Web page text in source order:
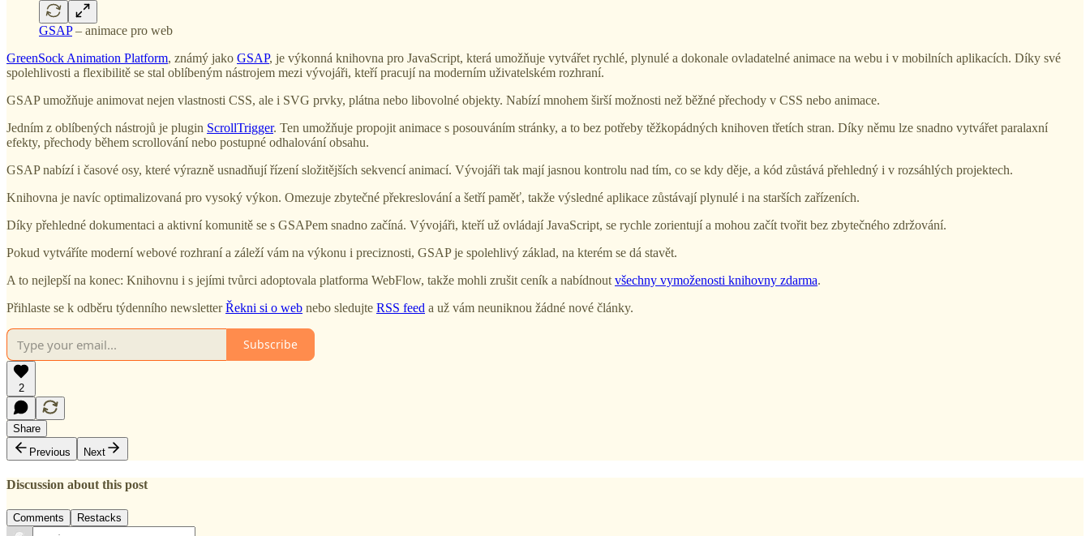
GSAP– animace pro web
GreenSock Animation Platform, známý jako GSAP, je výkonná knihovna pro JavaScript, která umožňuje vytvářet rychlé, plynulé a dokonale ovladatelné animace na webu i v mobilních aplikacích. Díky své
spolehlivosti a flexibilitě se stal oblíbeným nástrojem mezi vývojáři, kteří pracují na moderním uživatelském rozhraní.
GSAP umožňuje animovat nejen vlastnosti CSS, ale i SVG prvky, plátna nebo libovolné objekty. Nabízí mnohem širší možnosti než běžné přechody v CSS nebo animace.
Jedním z oblíbených nástrojů je plugin ScrollTrigger. Ten umožňuje propojit animace s posouváním stránky, a to bez potřeby těžkopádných knihoven třetích stran. Díky němu lze snadno vytvářet paralaxní
efekty, přechody během scrollování nebo postupné odhalování obsahu.
GSAP nabízí i časové osy, které výrazně usnadňují řízení složitějších sekvencí animací. Vývojáři tak mají jasnou kontrolu nad tím, co se kdy děje, a kód zůstává přehledný i v rozsáhlých projektech.
Knihovna je navíc optimalizovaná pro vysoký výkon. Omezuje zbytečné překreslování a šetří paměť, takže výsledné aplikace zůstávají plynulé i na starších zařízeních.
Díky přehledné dokumentaci a aktivní komunitě se s GSAPem snadno začíná. Vývojáři, kteří už ovládají JavaScript, se rychle zorientují a mohou začít tvořit bez zbytečného zdržování.
Pokud vytváříte moderní webové rozhraní a záleží vám na výkonu i preciznosti, GSAP je spolehlivý základ, na kterém se dá stavět.
A to nejlepší na konec: Knihovnu i s jejími tvůrci adoptovala platforma WebFlow, takže mohli zrušit ceník a nabídnout všechny vymoženosti knihovny zdarma.
Přihlaste se k odběru týdenního newsletterŘekni si o web nebo sledujte RSS feed a už vám neuniknou žádné nové články.
Subscribe
2
Share
Previous
Next
Discussion about this post
Comments Restacks